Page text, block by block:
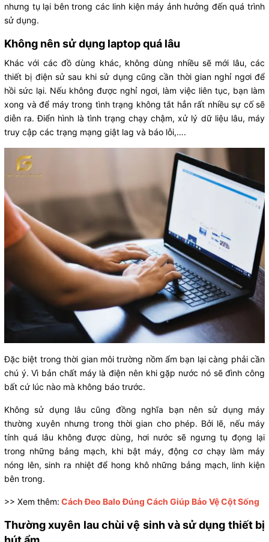
nhưng tụ lại bên trong các linh kiện máy ảnh hưởng đến quá trình
sử dụng.
Không nên sử dụng laptop quá lâu
Khác với các đồ dùng khác, không dùng nhiều sẽ mới lâu, các
thiết bị điện sử sau khi sử dụng cũng cần thời gian nghỉ ngơi để
hồi sức lại. Nếu không được nghỉ ngơi, làm việc liên tục, bạn làm
xong và để máy trong tình trạng không tắt hẳn rất nhiều sự cố sẽ
diễn ra. Điển hình là tình trạng chạy chậm, xử lý dữ liệu lâu, máy
truy cập các trạng mạng giật lag và báo lỗi,….
Đặc biệt trong thời gian môi trường nồm ẩm bạn lại càng phải cần
chú ý. Vì bản chất máy là điện nên khi gặp nước nó sẽ đình công
bất cứ lúc nào mà không báo trước.
Không sử dụng lâu cũng đồng nghĩa bạn nên sử dụng máy
thường xuyên nhưng trong thời gian cho phép. Bởi lẽ, nếu máy
tính quá lâu không được dùng, hơi nước sẽ ngưng tụ đọng lại
trong những bảng mạch, khi bật máy, động cơ chạy làm máy
nóng lên, sinh ra nhiệt để hong khô những bảng mạch, linh kiện
bên trong.
>> Xem thêm: Cách Đeo Balo Đúng Cách Giúp Bảo Vệ Cột Sống
Thường xuyên lau chùi vệ sinh và sử dụng thiết bị